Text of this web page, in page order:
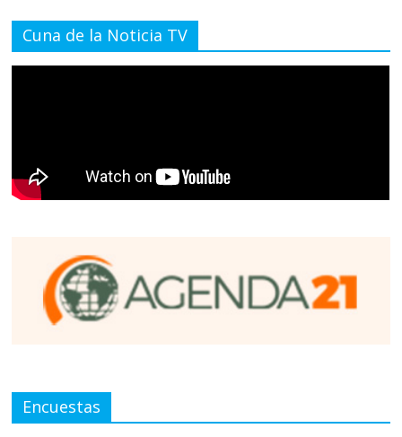
Cuna de la Noticia TV
Encuestas